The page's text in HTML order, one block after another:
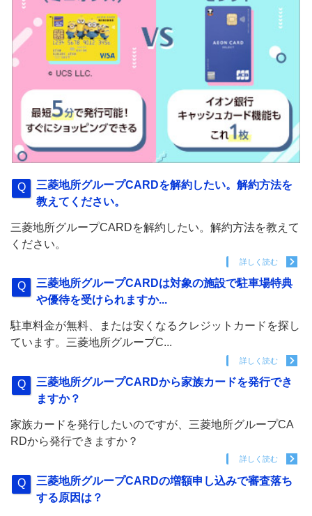
三菱地所グループCARDを解約したい。解約方法を
教えてください。
三菱地所グループCARDを解約したい。解約方法を教えて
ください。
詳しく読む
三菱地所グループCARDは対象の施設で駐車場特典
や優待を受けられますか...
駐車料金が無料、または安くなるクレジットカードを探し
ています。三菱地所グループC...
詳しく読む
三菱地所グループCARDから家族カードを発行でき
ますか？
家族カードを発行したいのですが、三菱地所グループCA
RDから発行できますか？
詳しく読む
三菱地所グループCARDの増額申し込みで審査落ち
する原因は？